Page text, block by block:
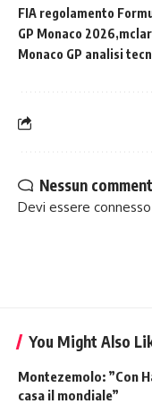
FIA regolamento
GP Monaco 2026
Monaco GP analisi
Nessun
Devi essere connesso
You Might Also
Montezemolo: ”Con
casa il mondiale”